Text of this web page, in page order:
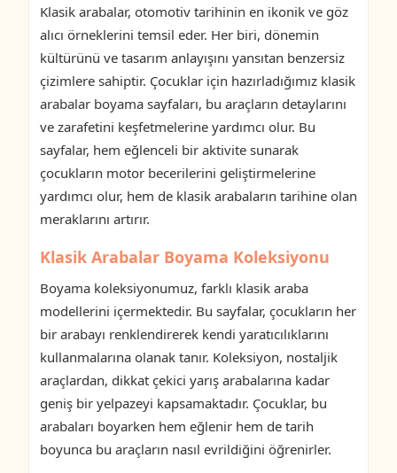
Klasik arabalar, otomotiv tarihinin en ikonik ve göz
alıcı örneklerini temsil eder. Her biri, dönemin
kültürünü ve tasarım anlayışını yansıtan benzersiz
çizimlere sahiptir. Çocuklar için hazırladığımız klasik
arabalar boyama sayfaları, bu araçların detaylarını
ve zarafetini keşfetmelerine yardımcı olur. Bu
sayfalar, hem eğlenceli bir aktivite sunarak
çocukların motor becerilerini geliştirmelerine
yardımcı olur, hem de klasik arabaların tarihine olan
meraklarını artırır.
Klasik Arabalar Boyama Koleksiyonu
Boyama koleksiyonumuz, farklı klasik araba
modellerini içermektedir. Bu sayfalar, çocukların her
bir arabayı renklendirerek kendi yaratıcılıklarını
kullanmalarına olanak tanır. Koleksiyon, nostaljik
araçlardan, dikkat çekici yarış arabalarına kadar
geniş bir yelpazeyi kapsamaktadır. Çocuklar, bu
arabaları boyarken hem eğlenir hem de tarih
boyunca bu araçların nasıl evrildiğini öğrenirler.